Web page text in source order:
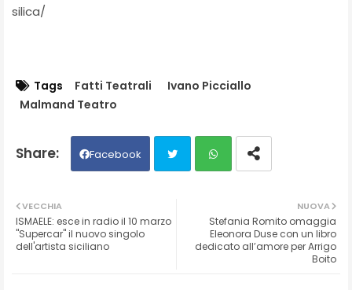
silica/
Tags Fatti Teatrali
Ivano Picciallo
Malmand Teatro
Facebook
ter ats
NUOVA
Stefania Romito omaggia
Eleonora Duse con un libro
dedicato all’amore per Arrigo
Boito
VECCHIA
ISMAELE: esce in radio il 10 marzo
"Supercar" il nuovo singolo
dell'artista siciliano